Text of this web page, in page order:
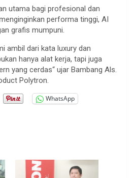
utama bagi profesional dan
performa tinggi, AI
grafis mumpuni.
ambil dari kata luxury dan
hanya alat kerja, tapi juga
yang cerdas“ ujar Bambang Als.
Polytron.
WhatsApp